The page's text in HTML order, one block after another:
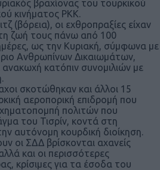
βραχίονας του τουρκικού
κινήματος PKK.
(βόρεια), οι εχθροπραξίες είχαν
ζωή τους πάνω από 100
ως την Κυριακή, σύμφωνα με
Ανθρωπίνων Δικαιωμάτων,
ανακωχή κατόπιν συνομιλιών με
σκοτώθηκαν και άλλοι 15
αεροπορική επιδρομή που
πολιτών που
του Τισρίν, κοντά στη
αυτόνομη κουρδική διοίκηση.
οι ΣΔΔ βρίσκονται αχανείς
και οι περισσότερες
κρίσιμες για τα έσοδα του